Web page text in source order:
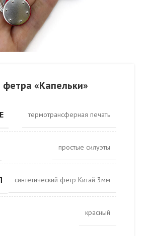
фетра «Капельки»
термотрансферная печать
простые силуэты
синтетический фетр Китай 3мм
красный